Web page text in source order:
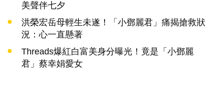
美聲伴七夕
洪榮宏岳母輕生未遂！「小鄧麗君」痛揭搶救狀
況：心一直懸著
Threads爆紅白富美身分曝光！竟是「小鄧麗
君」蔡幸娟愛女